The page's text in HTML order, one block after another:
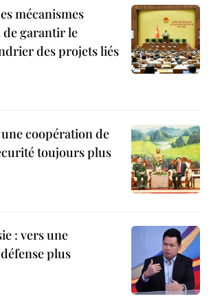
mécanismes
de garantir le
des projets liés
coopération de
toujours plus
: vers une
plus